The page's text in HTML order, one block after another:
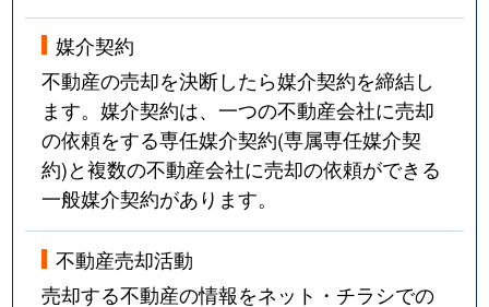
媒介契約
不動産の売却を決断したら媒介契約を締結し
ます。媒介契約は、一つの不動産会社に売却
の依頼をする専任媒介契約(専属専任媒介契
約)と複数の不動産会社に売却の依頼ができる
一般媒介契約があります。
不動産売却活動
売却する不動産の情報をネット・チラシでの